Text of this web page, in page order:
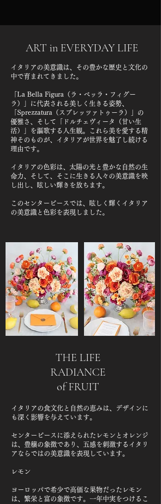
ART in EVERYDAY LIFE
イタリアの美意識は、その豊かな歴史と文化の
中で育まれてきました。
「La Bella Figura（ラ・ベッラ・フィグー
ラ）」に代表される美しく生きる姿勢、
「Sprezzatura（スプレッツァトゥーラ）」の
優雅さ、そして「ドルチェヴィータ（甘い生
活）」を謳歌する人生観。これら美を愛する精
神そのものが、イタリアが世界を魅了し続ける
理由です。
イタリアの色彩は、太陽の光と豊かな自然の生
命力、そして、そこに生きる人々の美意識を映
し出し、眩しい輝きを放ちます。
​このセンターピースでは、眩しく輝くイタリア
の美意識と色彩を表現しました。
THE LIFE
RADIANCE
of FRUIT
イタリアの食文化と自然の恵みは、デザインに
も深く影響を与えています。
センターピースに添えられたレモンとオレンジ
は、豊穣の象徴であり、五感を刺激するイタリ
アならではの美意識を表現しています。
レモン
ヨーロッパで希少で高価な果物だったレモン
は、繁栄と富の象徴です。一年中実をつけるこ